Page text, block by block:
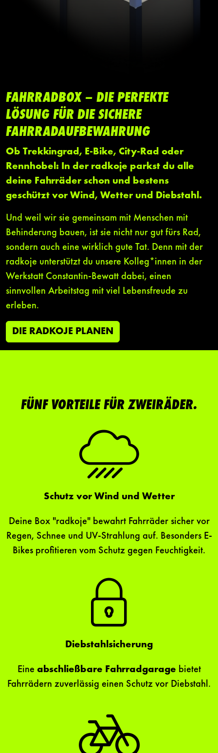
FAHRRADBOX – DIE PERFEKTE
LÖSUNG FÜR DIE SICHERE
FAHRRADAUFBEWAHRUNG
Ob Trekkingrad, E-Bike, City-Rad oder
Rennhobel: In der radkoje parkst du alle
deine Fahrräder schon und bestens
geschützt vor Wind, Wetter und Diebstahl.
Und weil wir sie gemeinsam mit Menschen mit
Behinderung bauen, ist sie nicht nur gut fürs Rad,
sondern auch eine wirklich gute Tat. Denn mit der
radkoje unterstützt du unsere Kolleg*innen in der
Werkstatt Constantin-Bewatt dabei, einen
sinnvollen Arbeitstag mit viel Lebensfreude zu
erleben.
DIE RADKOJE PLANEN
FÜNF VORTEILE FÜR ZWEIRÄDER.
Schutz vor Wind und Wetter
Deine Box "radkoje" bewahrt Fahrräder sicher vor
Regen, Schnee und UV-Strahlung auf. Besonders E-
Bikes profitieren vom Schutz gegen Feuchtigkeit.
Diebstahlsicherung
Eine abschließbare Fahrradgarage bietet
Fahrrädern zuverlässig einen Schutz vor Diebstahl.